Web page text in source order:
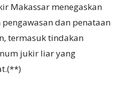
Makassar menegaskan
dan penataan
termasuk tindakan
jukir liar yang